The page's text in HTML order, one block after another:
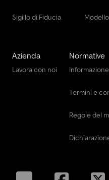
Sigillo di Fiducia
Azienda
Lavora con noi
Normative
Termini e
Regole del